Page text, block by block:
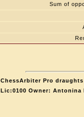
Sum of
ChessArbiter Pro draughts
Lic:0100 Owner: Antonina